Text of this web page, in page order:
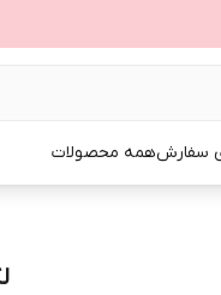
سفارشهمه محصولات